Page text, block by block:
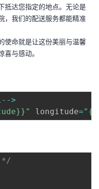
抵达您指定的地点。无论是
，我们的配送服务都能精准
使命就是让这份美丽与温馨
喜与感动。
-->
longitude=
*/